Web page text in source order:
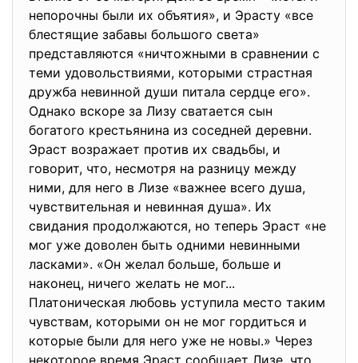
непорочны были их объятия», и Эрасту «все
блестящие забавы большого света»
представляются «ничтожными в сравнении с
теми удовольствиями, которыми страстная
дружба невинной души питала сердце его».
Однако вскоре за Лизу сватается сын
богатого крестьянина из соседней деревни.
Эраст возражает против их свадьбы, и
говорит, что, несмотря на разницу между
ними, для него в Лизе «важнее всего душа,
чувствительная и невинная душа». Их
свидания продолжаются, но теперь Эраст «не
мог уже доволен быть одними невинными
ласками». «Он желал больше, больше и
наконец, ничего желать не мог...
Платоническая любовь уступила место таким
чувствам, которыми он не мог гордиться и
которые были для него уже не новы.» Через
некоторое время Эраст сообщает Лизе, что